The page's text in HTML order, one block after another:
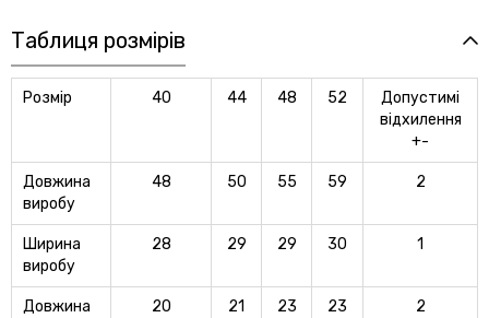
Таблиця розмірів
Розмір 40 44 48 52
Допустимі
відхилення
+-
Довжина
виробу
48 50 55 59 2
Ширина
виробу
28 29 29 30 1
Довжина 20 21 23 23 2